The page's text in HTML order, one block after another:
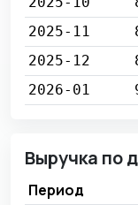
2025-11
2025-12
2026-01
Выручка по
Период